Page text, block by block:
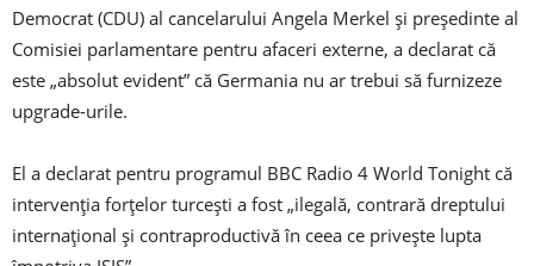
Democrat (CDU) al cancelarului Angela Merkel și președinte al
Comisiei parlamentare pentru afaceri externe, a declarat că
este „absolut evident” că Germania nu ar trebui să furnizeze
upgrade-urile.
El a declarat pentru programul BBC Radio 4 World Tonight că
intervenția forțelor turcești a fost „ilegală, contrară dreptului
internațional și contraproductivă în ceea ce privește lupta